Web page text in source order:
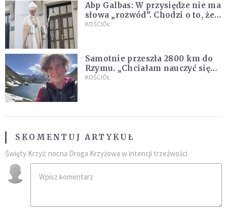
Abp Galbas: W przysiędze nie ma
słowa „rozwód”. Chodzi o to, że
„cię nie opuszczę”
KOŚCIÓŁ
Samotnie przeszła 2800 km do
Rzymu. „Chciałam nauczyć się
ufać Bogu”
KOŚCIÓŁ
SKOMENTUJ ARTYKUŁ
Święty Krzyż: nocna Droga Krzyżowa w intencji trzeźwości